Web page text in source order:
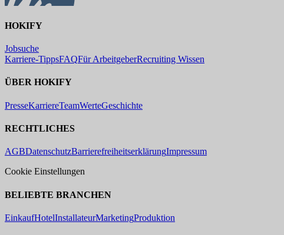
HOKIFY
Jobsuche
Karriere-TippsFAQFür ArbeitgeberRecruiting Wissen
ÜBER HOKIFY
PresseKarriereTeamWerteGeschichte
RECHTLICHES
AGBDatenschutzBarrierefreiheitserklärungImpressum
Cookie Einstellungen
BELIEBTE BRANCHEN
EinkaufHotelInstallateurMarketingProduktion